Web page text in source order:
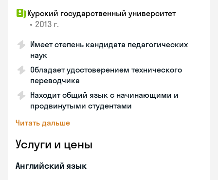
Курский государственный университет
• 2013 г.
Имеет степень кандидата педагогических
наук
Обладает удостоверением технического
переводчика
Находит общий язык с начинающими и
продвинутыми студентами
Читать дальше
Услуги и цены
Английский язык